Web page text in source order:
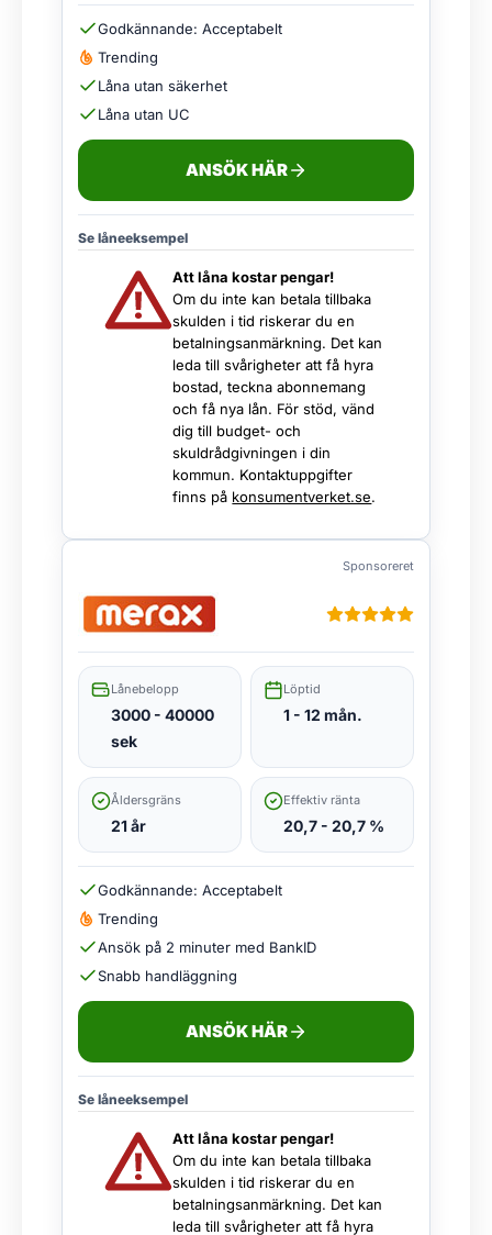
Godkännande: Acceptabelt
Trending
Låna utan säkerhet
Låna utan UC
ANSÖK HÄR
Se låneeksempel
Att låna kostar pengar!
Om du inte kan betala tillbaka
skulden i tid riskerar du en
betalningsanmärkning. Det kan
leda till svårigheter att få hyra
bostad, teckna abonnemang
och få nya lån. För stöd, vänd
dig till budget- och
skuldrådgivningen i din
kommun. Kontaktuppgifter
finns på konsumentverket.se.
Sponsoreret
Lånebelopp
3000 - 40000
sek
Löptid
1 - 12 mån.
Åldersgräns
21 år
Effektiv ränta
20,7 - 20,7 %
Godkännande: Acceptabelt
Trending
Ansök på 2 minuter med BankID
Snabb handläggning
ANSÖK HÄR
Se låneeksempel
Att låna kostar pengar!
Om du inte kan betala tillbaka
skulden i tid riskerar du en
betalningsanmärkning. Det kan
leda till svårigheter att få hyra